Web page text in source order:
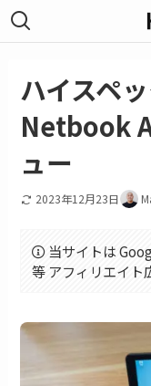
ハイスペ
Netbook
ュー
2023年12月23日
当サイトは
等 アフィリエイト